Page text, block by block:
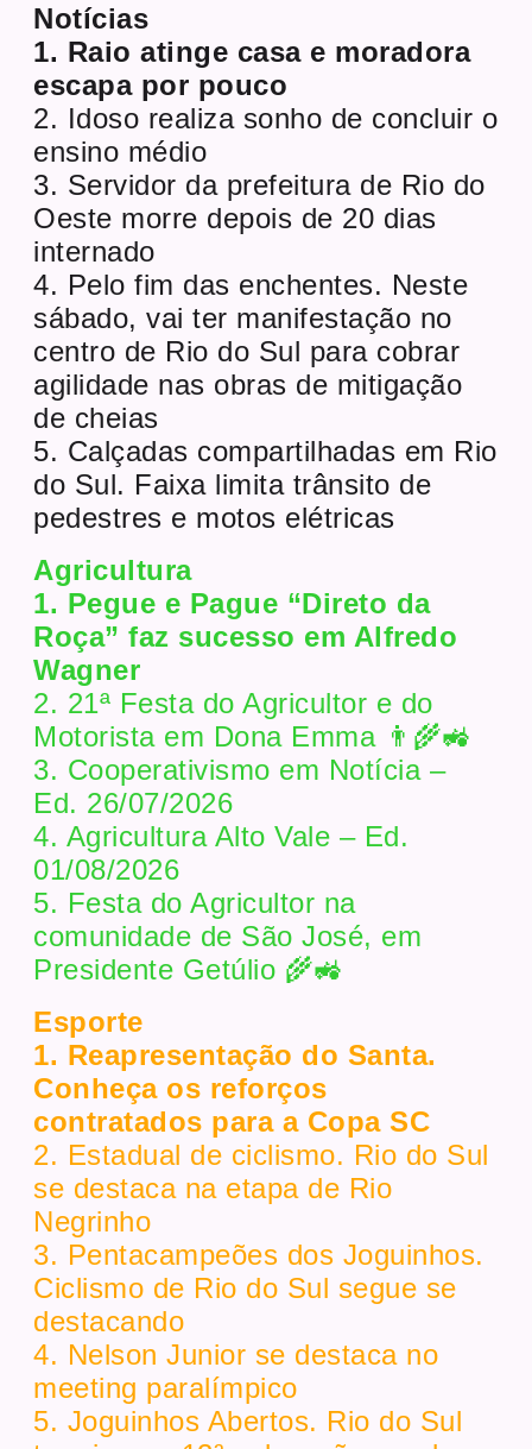
Notícias
1. Raio atinge casa e moradora
escapa por pouco
2. Idoso realiza sonho de concluir o
ensino médio
3. Servidor da prefeitura de Rio do
Oeste morre depois de 20 dias
internado
4. Pelo fim das enchentes. Neste
sábado, vai ter manifestação no
centro de Rio do Sul para cobrar
agilidade nas obras de mitigação
de cheias
5. Calçadas compartilhadas em Rio
do Sul. Faixa limita trânsito de
pedestres e motos elétricas
Agricultura
1. Pegue e Pague “Direto da
Roça” faz sucesso em Alfredo
Wagner
2. 21ª Festa do Agricultor e do
Motorista em Dona Emma 👨‍🌾🚜
3. Cooperativismo em Notícia –
Ed. 26/07/2026
4. Agricultura Alto Vale – Ed.
01/08/2026
5. Festa do Agricultor na
comunidade de São José, em
Presidente Getúlio 🌾🚜
Esporte
1. Reapresentação do Santa.
Conheça os reforços
contratados para a Copa SC
2. Estadual de ciclismo. Rio do Sul
se destaca na etapa de Rio
Negrinho
3. Pentacampeões dos Joguinhos.
Ciclismo de Rio do Sul segue se
destacando
4. Nelson Junior se destaca no
meeting paralímpico
5. Joguinhos Abertos. Rio do Sul